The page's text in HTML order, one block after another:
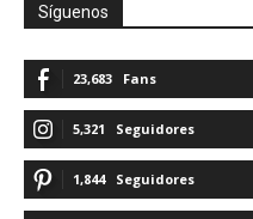
Síguenos
23,683 Fans
5,321 Seguidores
1,844 Seguidores